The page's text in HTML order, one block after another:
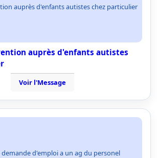
auprès d'enfants autistes chez particulier
auprès d'enfants autistes
Voir l'Message
demande d'emploi a un ag du personel